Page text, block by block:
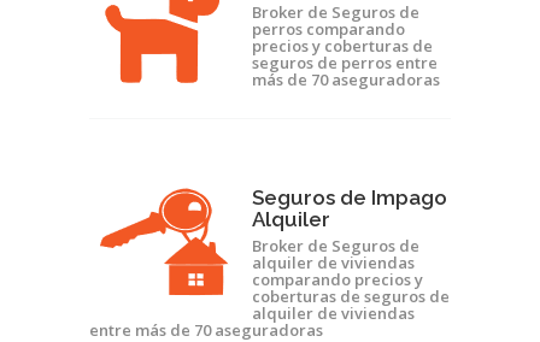
Broker de Seguros de
perros comparando
precios y coberturas de
seguros de perros entre
más de 70 aseguradoras
Seguros de Impago
Alquiler
Broker de Seguros de
alquiler de viviendas
comparando precios y
coberturas de seguros de
alquiler de viviendas
entre más de 70 aseguradoras